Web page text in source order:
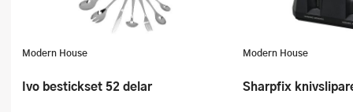
Modern House
Ivo bestickset 52 delar
Modern House
Sharpfix